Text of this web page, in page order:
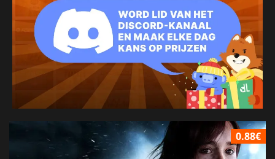
0.88€